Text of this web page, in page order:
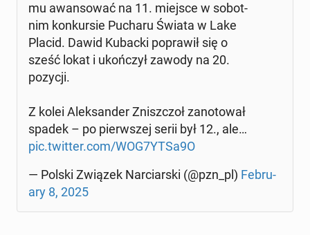
mu awan­so­wać na 11. miejsce w so­bot­
nim kon­kur­sie Pucharu Świata w Lake
Placid. Dawid Kubacki po­pra­wił się o
sześć lokat i ukoń­czył zawody na 20.
pozycji.
Z kolei Alek­san­der Znisz­czoł za­no­to­wał
spadek – po pierw­szej serii był 12., ale…
pic.twitter.com/WOG7YTSa9O
— Polski Związek Nar­ciar­ski (@pzn_pl) Fe­bru­
ary 8, 2025